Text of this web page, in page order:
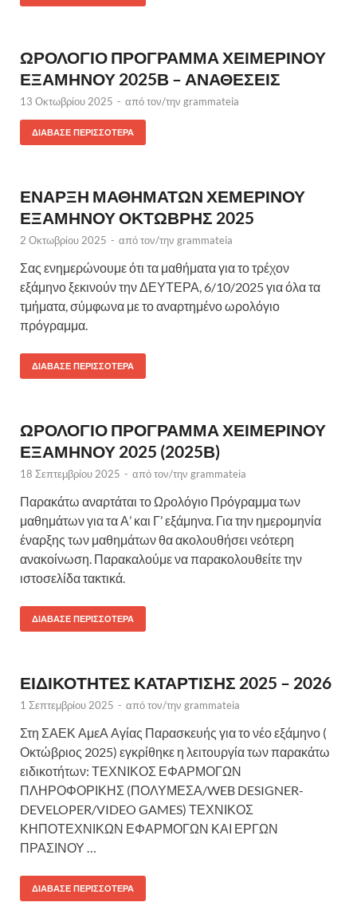
ΩΡΟΛΟΓΙΟ ΠΡΟΓΡΑΜΜΑ ΧΕΙΜΕΡΙΝΟΥ
ΕΞΑΜΗΝΟΥ 2025Β – ΑΝΑΘΕΣΕΙΣ
13 Οκτωβρίου 2025 - από τον/την grammateia
ΔΙΆΒΑΣΕ ΠΕΡΙΣΣΌΤΕΡΑ
ΕΝΑΡΞΗ ΜΑΘΗΜΑΤΩΝ ΧΕΜΕΡΙΝΟΥ
ΕΞΑΜΗΝΟΥ ΟΚΤΩΒΡΗΣ 2025
2 Οκτωβρίου 2025 - από τον/την grammateia
Σας ενημερώνουμε ότι τα μαθήματα για το τρέχον
εξάμηνο ξεκινούν την ΔΕΥΤΕΡΑ, 6/10/2025 για όλα τα
τμήματα, σύμφωνα με το αναρτημένο ωρολόγιο
πρόγραμμα.
ΔΙΆΒΑΣΕ ΠΕΡΙΣΣΌΤΕΡΑ
ΩΡΟΛΟΓΙΟ ΠΡΟΓΡΑΜΜΑ ΧΕΙΜΕΡΙΝΟΥ
ΕΞΑΜΗΝΟΥ 2025 (2025Β)
18 Σεπτεμβρίου 2025 - από τον/την grammateia
Παρακάτω αναρτάται το Ωρολόγιο Πρόγραμμα των
μαθημάτων για τα Α’ και Γ’ εξάμηνα. Για την ημερομηνία
έναρξης των μαθημάτων θα ακολουθήσει νεότερη
ανακοίνωση. Παρακαλούμε να παρακολουθείτε την
ιστοσελίδα τακτικά.
ΔΙΆΒΑΣΕ ΠΕΡΙΣΣΌΤΕΡΑ
ΕΙΔΙΚΟΤΗΤΕΣ ΚΑΤΑΡΤΙΣΗΣ 2025 – 2026
1 Σεπτεμβρίου 2025 - από τον/την grammateia
Στη ΣΑΕΚ ΑμεΑ Αγίας Παρασκευής για το νέο εξάμηνο (
Οκτώβριος 2025) εγκρίθηκε η λειτουργία των παρακάτω
ειδικοτήτων: ΤΕΧΝΙΚΟΣ ΕΦΑΡΜΟΓΩΝ
ΠΛΗΡΟΦΟΡΙΚΗΣ (ΠΟΛΥΜΕΣΑ/WEB DESIGNER-
DEVELOPER/VIDEO GAMES) ΤΕΧΝΙΚΟΣ
ΚΗΠΟΤΕΧΝΙΚΩΝ ΕΦΑΡΜΟΓΩΝ ΚΑΙ ΕΡΓΩΝ
ΠΡΑΣΙΝΟΥ …
ΔΙΆΒΑΣΕ ΠΕΡΙΣΣΌΤΕΡΑ